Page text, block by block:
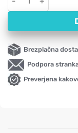
Brezplačna
Podpora
Preverjena